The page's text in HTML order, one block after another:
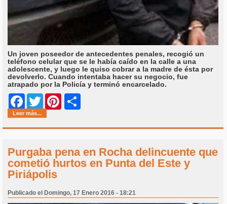
Un joven poseedor de antecedentes penales, recogió un
teléfono celular que se le había caído en la calle a una
adolescente, y luego le quiso cobrar a la madre de ésta por
devolverlo. Cuando intentaba hacer su negocio, fue
atrapado por la Policía y terminó encarcelado.
Facebook
Twitter Pinterest
Leer más...
Purgaba pena en Rocha delincuente que
cometió hurtos en Punta del Este y
Piriápolis
Publicado el Domingo, 17 Enero 2016 - 18:21